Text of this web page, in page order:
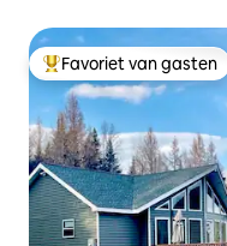
Topfavoriet van gasten
Favoriet van gasten